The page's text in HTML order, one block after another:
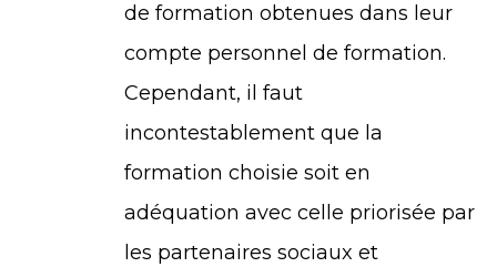
de formation obtenues dans leur
compte personnel de formation.
Cependant, il faut
incontestablement que la
formation choisie soit en
adéquation avec celle priorisée par
les partenaires sociaux et